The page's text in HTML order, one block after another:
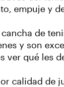
empuje y
de
y son
qué les
calidad de